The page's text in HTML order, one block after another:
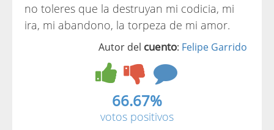
no toleres que la destruyan mi codicia, mi
ira, mi abandono, la torpeza de mi amor.
Autor del cuento: Felipe Garrido
66.67%
votos positivos